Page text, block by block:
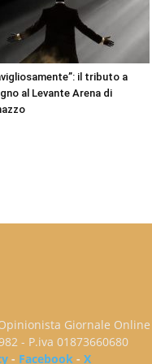
il tributo a
al Levante Arena di
Giornale Online
- P.iva 01873660680
- Facebook -X